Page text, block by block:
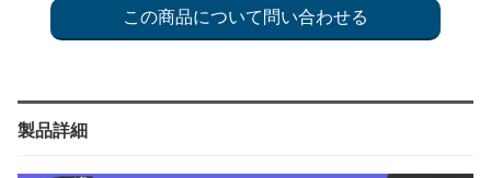
製品詳細